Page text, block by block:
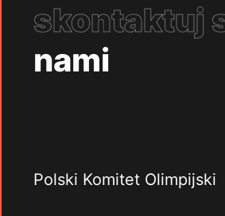
skontaktuj
nami
Polski Komitet Olimpijski